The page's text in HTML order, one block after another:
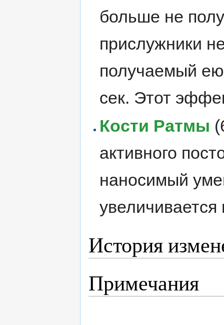
больше не
прислужники
получаемый
сек. Этот
Кости Ратмы
активного
наносимый
История
Примечания